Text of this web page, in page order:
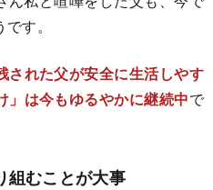
す。
された父が安全に生活しやす
」は今もゆるやかに継続中で
組むことが大事